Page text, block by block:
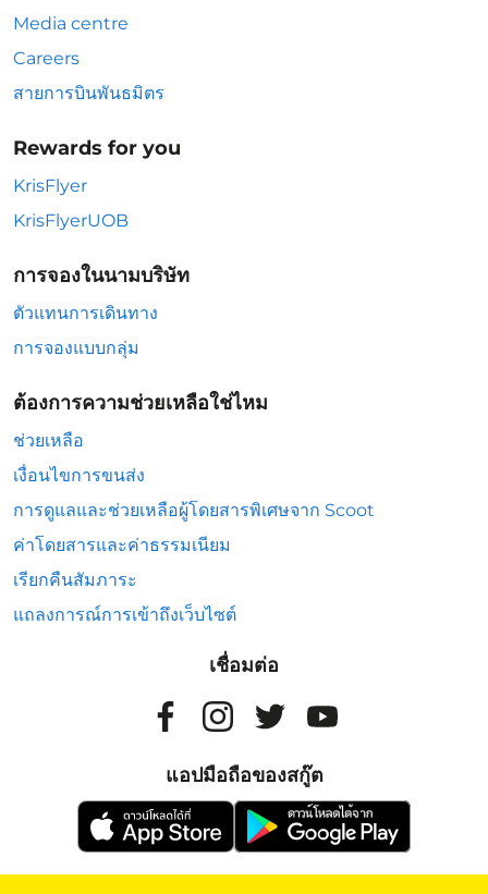
Media centre
Careers
สายการบินพันธมิตร
Rewards for you
KrisFlyer
KrisFlyerUOB
การจองในนามบริษัท
ตัวแทนการเดินทาง
การจองแบบกลุ่ม
ต้องการความช่วยเหลือใช่ไหม
ช่วยเหลือ
เงื่อนไขการขนส่ง
การดูแลและช่วยเหลือผู้โดยสารพิเศษจาก Scoot
ค่าโดยสารและค่าธรรมเนียม
เรียกคืนสัมภาระ
แถลงการณ์การเข้าถึงเว็บไซต์
เชื่อมต่อ
แอปมือถือของสกู๊ต